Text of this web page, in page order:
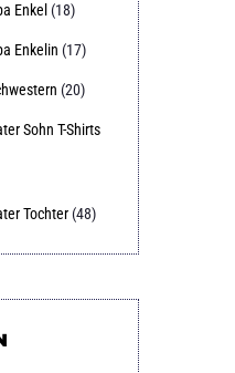
Enkel (18)
Enkelin (17)
(20)
Sohn T-Shirts
Tochter (48)